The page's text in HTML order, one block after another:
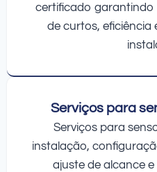
certificado garantindo
de curtos,
Serviços para
Serviços para
instalação,
ajuste de alcance